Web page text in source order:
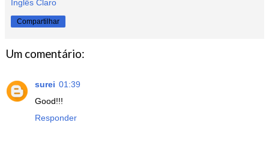
Inglês Claro
Compartilhar
Um comentário:
surei 01:39
Good!!!
Responder